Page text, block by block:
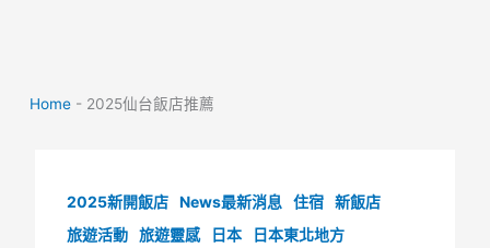
Home - 2025仙台飯店推薦
2025新開飯店 News最新消息 住宿 新飯店
旅遊活動 旅遊靈感 日本
日本東北地方